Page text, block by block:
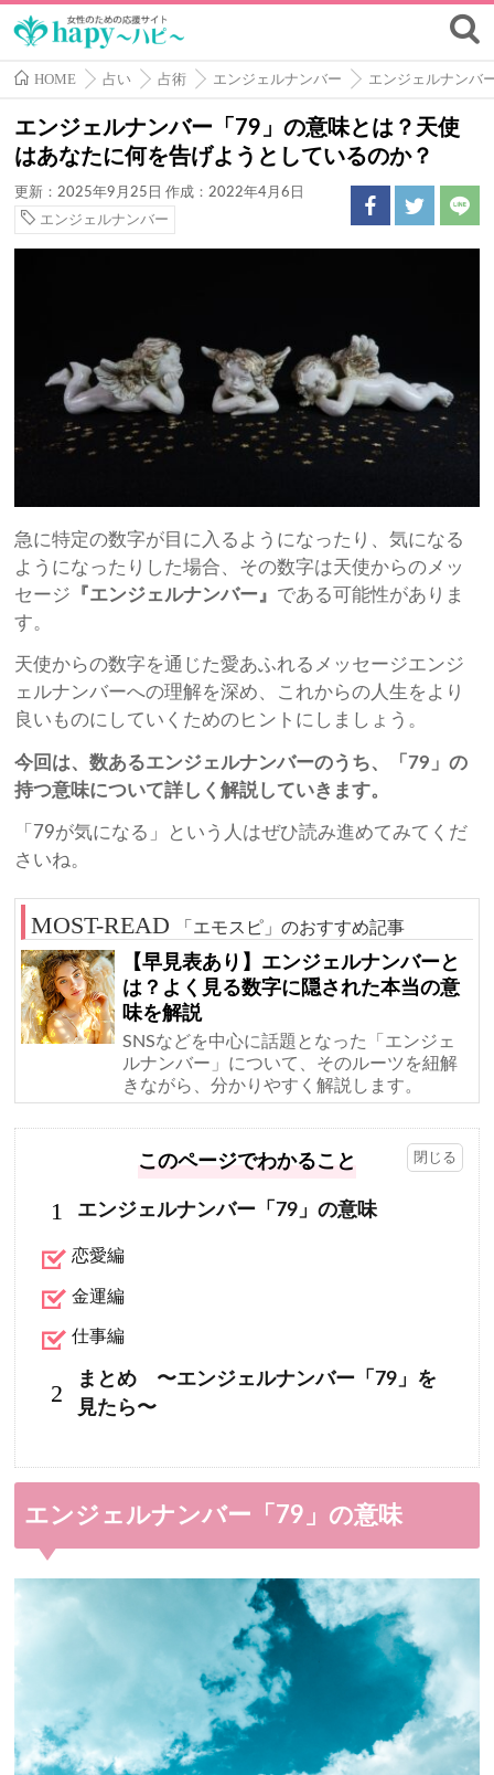
HOME 占い 占術 エンジェルナンバー エンジェルナンバ
エンジェルナンバー「79」の意味とは？天使
はあなたに何を告げようとしているのか？
更新：2025年9月25日 作成：2022年4月6日
エンジェルナンバー
急に特定の数字が目に入るようになったり、気になる
ようになったりした場合、その数字は天使からのメッ
セージ 『エンジェルナンバー』 である可能性がありま
す。
天使からの数字を通じた愛あふれるメッセージエンジ
ェルナンバーへの理解を深め、これからの人生をより
良いものにしていくためのヒントにしましょう。
今回は、数あるエンジェルナンバーのうち、「79」の
持つ意味について詳しく解説していきます。
「79が気になる」という人はぜひ読み進めてみてくだ
さいね。
「エモスピ」のおすすめ記事
【早見表あり】エンジェルナンバーと
は？よく見る数字に隠された本当の意
味を解説
SNSなどを中心に話題となった「エンジェ
ルナンバー」について、そのルーツを紐解
きながら、分かりやすく解説します。
このページでわかること
1 エンジェルナンバー「79」の意味
恋愛編
金運編
仕事編
2
まとめ 〜エンジェルナンバー「79」を
見たら〜
エンジェルナンバー「79」の意味